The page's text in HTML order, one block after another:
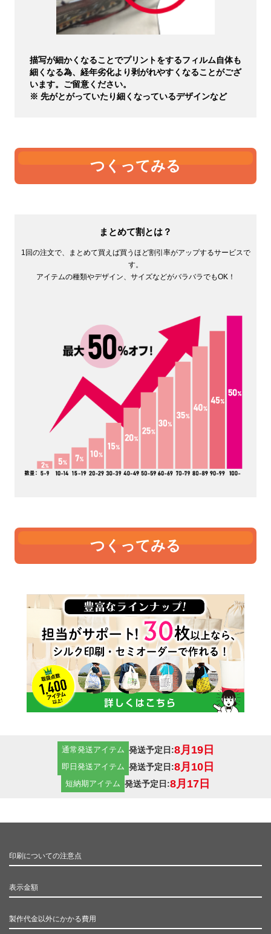
描写が細かくなることでプリントをするフィルム自体も
細くなる為、経年劣化より剥がれやすくなることがござ
います。ご留意ください。
※ 先がとがっていたり細くなっているデザインなど
つくってみる
まとめて割とは？
1回の注文で、まとめて買えば買うほど割引率がアップするサービスで
す。
アイテムの種類やデザイン、サイズなどがバラバラでもOK！
つくってみる
通常発送アイテム 発送予定日:8月19日
即日発送アイテム 発送予定日:8月10日
短納期アイテム 発送予定日:8月17日
印刷についての注意点
表示金額
製作代金以外にかかる費用